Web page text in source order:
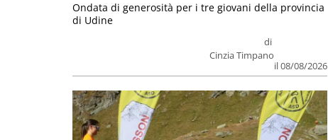
di
Cinzia Timpano
il 08/08/2026
Ondata di generosità per i tre giovani della provincia
di Udine